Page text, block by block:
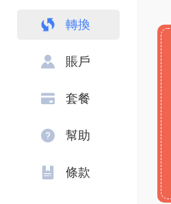
轉換
賬戶
套餐
幫助
條款